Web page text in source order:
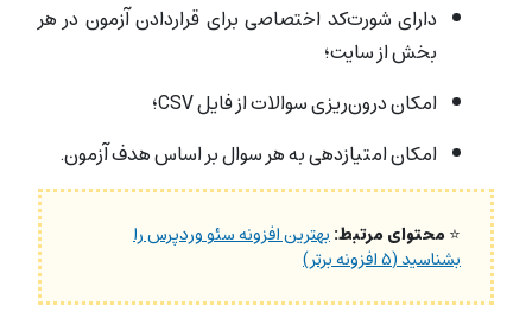
دارای شورت‌کد اختصاصی برای قراردادن آزمون در هر
بخش از سایت؛
امکان درون‌ریزی سوالات از فایل CSV؛
امکان امتیازدهی به هر سوال بر اساس هدف آزمون.
⭐محتوای مرتبط:بهترین افزونه سئو وردپرس را
بشناسید (۵ افزونه برتر)